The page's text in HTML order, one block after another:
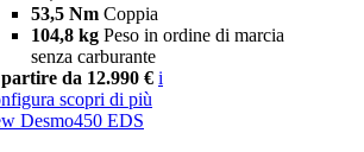
53,5 Nm Coppia
104,8 kg Peso in ordine di marcia
senza carburante
da 12.990 € i
scopri di più
Desmo450 EDS